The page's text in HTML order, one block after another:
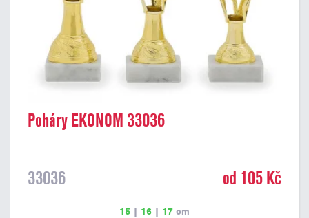
Poháry EKONOM 33036
33036 od 105 Kč
15 | 16 | 17 cm